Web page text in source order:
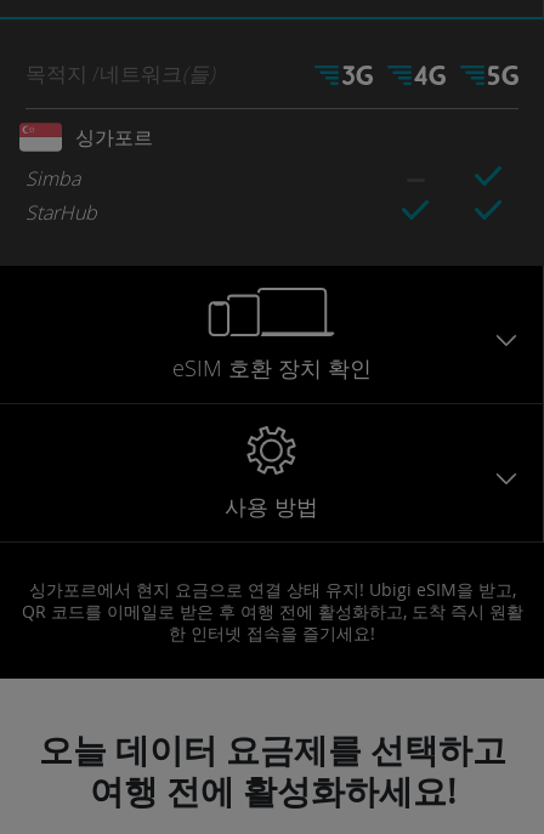
목적지 /네트워크(들)
싱가포르
Simba
StarHub
eSIM 호환 장치 확인
사용 방법
싱가포르에서 현지 요금으로 연결 상태 유지! Ubigi eSIM을 받고,
QR 코드를 이메일로 받은 후 여행 전에 활성화하고, 도착 즉시 원활
한 인터넷 접속을 즐기세요!
오늘 데이터 요금제를 선택하고
여행 전에 활성화하세요!